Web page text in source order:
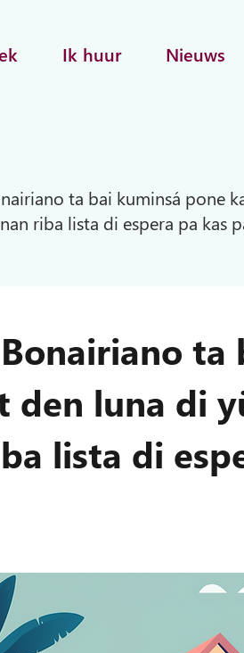
Ik huur Nieuws
ta bai kuminsá pone
riba lista di espera pa kas
den luna di
lista di